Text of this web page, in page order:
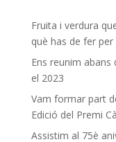
Fruita i verdura
què has de fer
Ens reunim abans
el 2023
Vam formar part
Edició del Premi
Assistim al 75è